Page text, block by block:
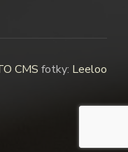
CMS fotky: Leeloo